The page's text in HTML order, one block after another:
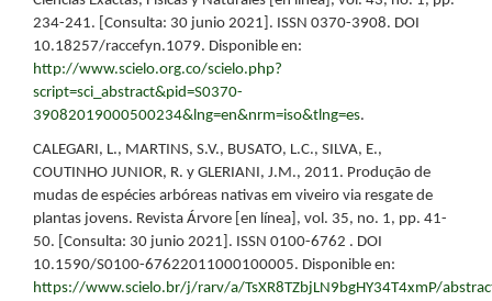
234-241. [Consulta: 30 junio 2021]. ISSN 0370-3908. DOI
10.18257/raccefyn.1079. Disponible en:
http://www.scielo.org.co/scielo.php?
script=sci_abstract&pid=S0370-
39082019000500234&lng=en&nrm=iso&tlng=es.
CALEGARI, L., MARTINS, S.V., BUSATO, L.C., SILVA, E.,
COUTINHO JUNIOR, R. y GLERIANI, J.M., 2011. Produção de
mudas de espécies arbóreas nativas em viveiro via resgate de
plantas jovens. Revista Árvore [en línea], vol. 35, no. 1, pp. 41-
50. [Consulta: 30 junio 2021]. ISSN 0100-6762 . DOI
10.1590/S0100-67622011000100005. Disponible en:
https://www.scielo.br/j/rarv/a/TsXR8TZbjLN9bgHY34T4xmP/